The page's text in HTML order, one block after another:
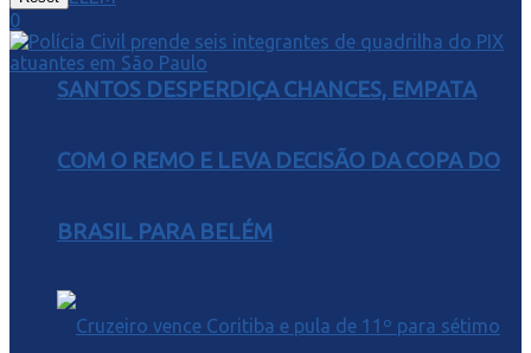
SANTOS DESPERDIÇA CHANCES, EMPATA
COM O REMO E LEVA DECISÃO DA COPA DO
BRASIL PARA BELÉM
0